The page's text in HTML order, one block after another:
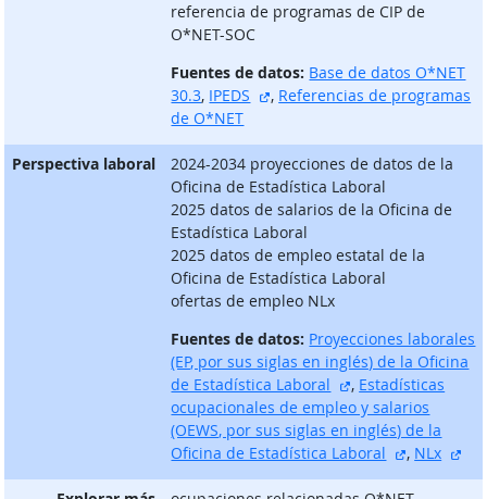
referencia de programas de CIP de
O*NET-SOC
Fuentes de datos: Base de datos O*NET
30.3, IPEDS sitio externo
, Referencias de programas
de O*NET
Perspectiva laboral
2024-2034 proyecciones de datos de la
Oficina de Estadística Laboral
2025 datos de salarios de la Oficina de
Estadística Laboral
2025 datos de empleo estatal de la
Oficina de Estadística Laboral
ofertas de empleo NLx
Fuentes de datos: Proyecciones laborales
(EP, por sus siglas en inglés) de la Oficina
de Estadística Laboral
sitio externo
, Estadísticas
ocupacionales de empleo y salarios
(OEWS, por sus siglas en inglés) de la
Oficina de Estadística Laboral
sitio
, NLx